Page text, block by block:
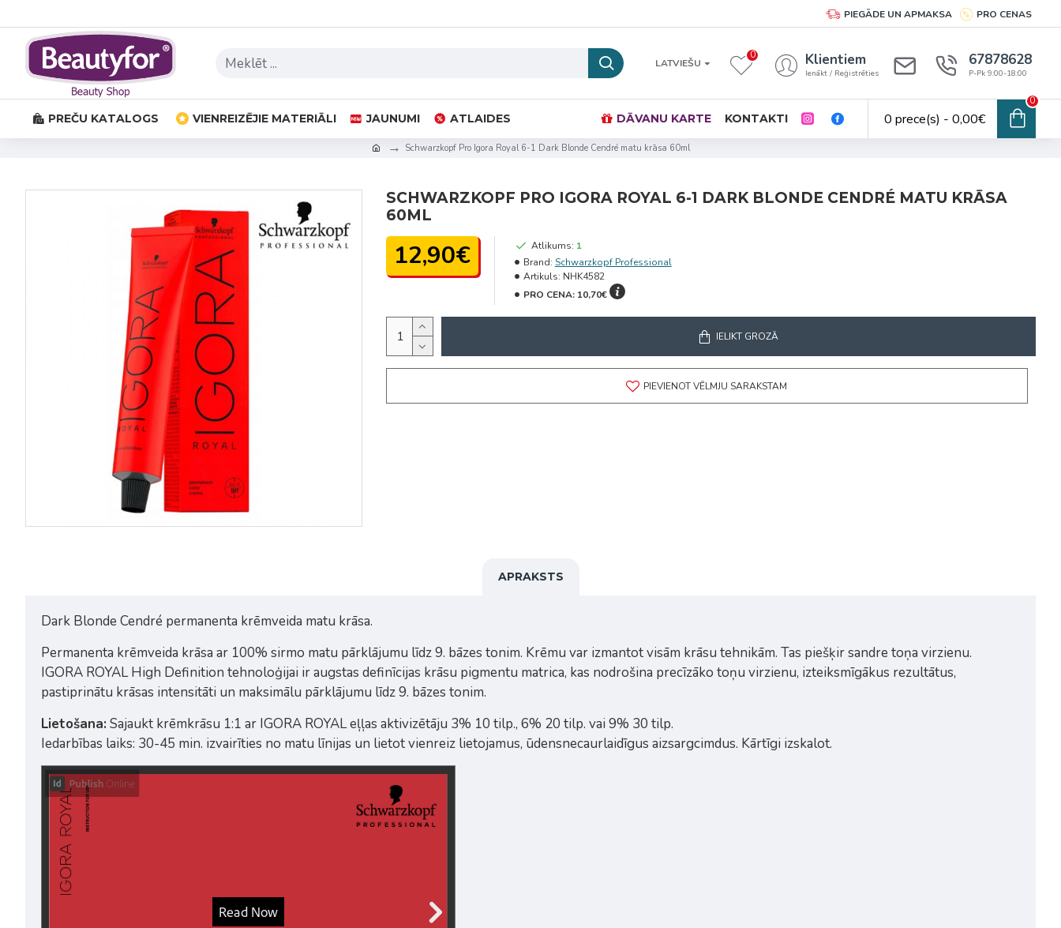
PIEGĀDE UN APMAKSA PRO CENAS
LATVIEŠU
0 Klientiem
Ienākt / Reģistrēties
67878628
P-Pk 9:00-18:00
PREČU KATALOGS VIENREIZĒJIE MATERIĀLI JAUNUMI ATLAIDES DĀVANU KARTE KONTAKTI 0 prece(s) - 0,00€
0
Schwarzkopf Pro Igora Royal 6-1 Dark Blonde Cendré matu krāsa 60ml
SCHWARZKOPF PRO IGORA ROYAL 6-1 DARK BLONDE CENDRÉ MATU KRĀSA
60ML
12,90€ Atlikums: 1
Brand: Schwarzkopf Professional
Artikuls: NHK4582
PRO CENA: 10,70€
IELIKT GROZĀ
PIEVIENOT VĒLMJU SARAKSTAM
APRAKSTS
Dark Blonde Cendré permanenta krēmveida matu krāsa.
Permanenta krēmveida krāsa ar 100% sirmo matu pārklājumu līdz 9. bāzes tonim. Krēmu var izmantot visām krāsu tehnikām. Tas piešķir sandre toņa virzienu.
IGORA ROYAL High Definition tehnoloģijai ir augstas definīcijas krāsu pigmentu matrica, kas nodrošina precīzāko toņu virzienu, izteiksmīgākus rezultātus,
pastiprinātu krāsas intensitāti un maksimālu pārklājumu līdz 9. bāzes tonim.
Lietošana: Sajaukt krēmkrāsu 1:1 ar IGORA ROYAL eļļas aktivizētāju 3% 10 tilp., 6% 20 tilp. vai 9% 30 tilp.
Iedarbības laiks: 30-45 min. izvairīties no matu līnijas un lietot vienreiz lietojamus, ūdensnecaurlaidīgus aizsargcimdus. Kārtīgi izskalot.